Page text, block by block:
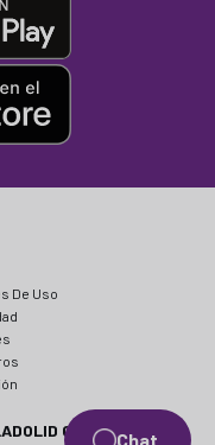
Chat
De Uso
CF 2024